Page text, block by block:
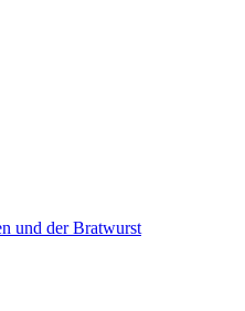
und der Bratwurst